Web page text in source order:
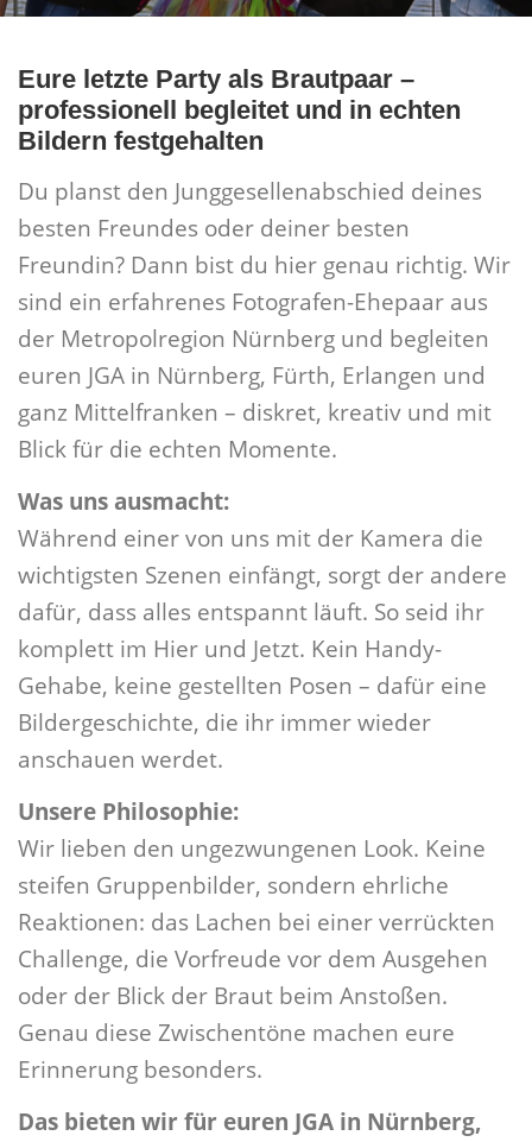
Eure letzte Party als Brautpaar –
professionell begleitet und in echten
Bildern festgehalten
Du planst den Junggesellenabschied deines
besten Freundes oder deiner besten
Freundin? Dann bist du hier genau richtig. Wir
sind ein erfahrenes Fotografen-Ehepaar aus
der Metropolregion Nürnberg und begleiten
euren JGA in Nürnberg, Fürth, Erlangen und
ganz Mittelfranken – diskret, kreativ und mit
Blick für die echten Momente.
Was uns ausmacht:
Während einer von uns mit der Kamera die
wichtigsten Szenen einfängt, sorgt der andere
dafür, dass alles entspannt läuft. So seid ihr
komplett im Hier und Jetzt. Kein Handy-
Gehabe, keine gestellten Posen – dafür eine
Bildergeschichte, die ihr immer wieder
anschauen werdet.
Unsere Philosophie:
Wir lieben den ungezwungenen Look. Keine
steifen Gruppenbilder, sondern ehrliche
Reaktionen: das Lachen bei einer verrückten
Challenge, die Vorfreude vor dem Ausgehen
oder der Blick der Braut beim Anstoßen.
Genau diese Zwischentöne machen eure
Erinnerung besonders.
Das bieten wir für euren JGA in Nürnberg,